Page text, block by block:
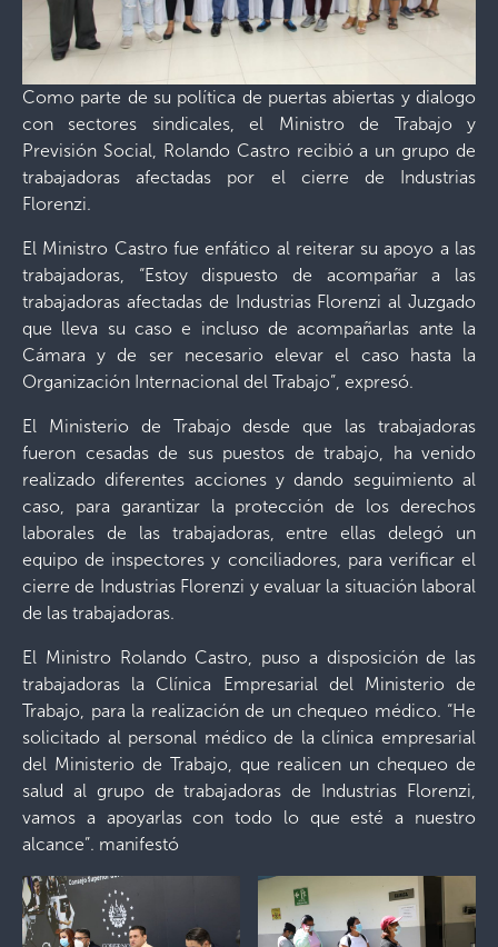
Como parte de su política de puertas abiertas y dialogo
con sectores sindicales, el Ministro de Trabajo y
Previsión Social, Rolando Castro recibió a un grupo de
trabajadoras afectadas por el cierre de Industrias
Florenzi.
El Ministro Castro fue enfático al reiterar su apoyo a las
trabajadoras, “Estoy dispuesto de acompañar a las
trabajadoras afectadas de Industrias Florenzi al Juzgado
que lleva su caso e incluso de acompañarlas ante la
Cámara y de ser necesario elevar el caso hasta la
Organización Internacional del Trabajo”, expresó.
El Ministerio de Trabajo desde que las trabajadoras
fueron cesadas de sus puestos de trabajo, ha venido
realizado diferentes acciones y dando seguimiento al
caso, para garantizar la protección de los derechos
laborales de las trabajadoras, entre ellas delegó un
equipo de inspectores y conciliadores, para verificar el
cierre de Industrias Florenzi y evaluar la situación laboral
de las trabajadoras.
El Ministro Rolando Castro, puso a disposición de las
trabajadoras la Clínica Empresarial del Ministerio de
Trabajo, para la realización de un chequeo médico. “He
solicitado al personal médico de la clínica empresarial
del Ministerio de Trabajo, que realicen un chequeo de
salud al grupo de trabajadoras de Industrias Florenzi,
vamos a apoyarlas con todo lo que esté a nuestro
alcance”. manifestó